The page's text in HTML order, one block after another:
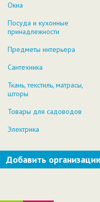
Окна
Посуда и кухонные
принадлежности
Предметы интерьера
Сантехника
Ткань, текстиль, матрасы,
шторы
Товары для садоводов
Электрика
Добавить